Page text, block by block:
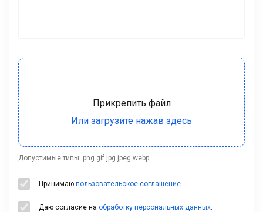
Допустимые типы: png gif jpg jpeg webp.
Принимаю пользовательское соглашение.
Даю согласие на обработку персональных данных.